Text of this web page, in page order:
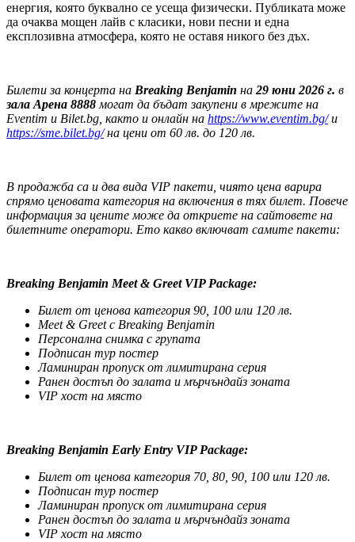
енергия, която буквално се усеща физически. Публиката може
да очаква мощен лайв с класики, нови песни и една
експлозивна атмосфера, която не оставя никого без дъх.
Билети за концерта на Breaking Benjamin на29 юни 2026 г. в
зала Арена 8888могат да бъдат закупени в мрежите на
Eventim и Bilet.bg, както и онлайн на https://www.eventim.bg/ и
https://sme.bilet.bg/ на цени от 60 лв. до 120 лв.
В продажба са и два вида VIP пакети, чиято цена варира
спрямо ценовата категория на включения в тях билет. Повече
информация за цените може да откриете на сайтовете на
билетните оператори. Ето какво включват самите пакети:
Breaking Benjamin Meet & Greet VIP Package:
Билет от ценова категория 90, 100 или 120 лв.
Meet & Greetс Breaking Benjamin
Персонална снимка с групата
Подписан тур постер
Ламиниран пропуск от лимитирана серия
Ранен достъп до залата и мърчъндайз зоната
VIPхост на място
Breaking Benjamin Early Entry VIP Package:
Билет от ценова категория 70, 80, 90, 100 или 120 лв.
Подписан тур постер
Ламиниран пропуск от лимитирана серия
Ранен достъп до залата и мърчъндайз зоната
VIPхост на място